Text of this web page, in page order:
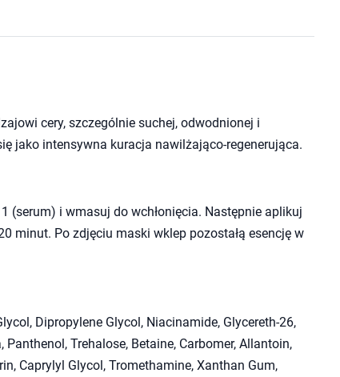
cery, szczególnie suchej, odwodnionej i
jako intensywna kuracja nawilżająco-regenerująca.
(serum) i wmasuj do wchłonięcia. Następnie aplikuj
minut. Po zdjęciu maski wklep pozostałą esencję w
Dipropylene Glycol, Niacinamide, Glycereth-26,
Panthenol, Trehalose, Betaine, Carbomer, Allantoin,
Caprylyl Glycol, Tromethamine, Xanthan Gum,